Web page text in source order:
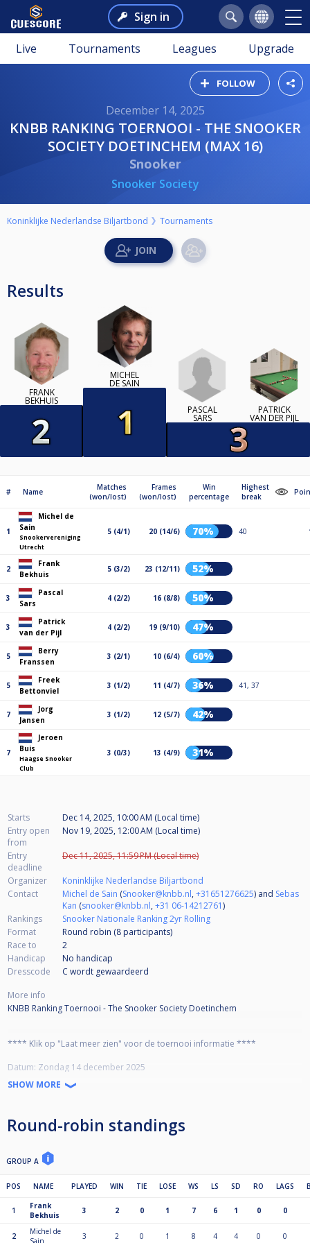
Sign in
Live Tournaments Leagues Upgrade
FOLLOW
December 14, 2025
KNBB RANKING TOERNOOI - THE SNOOKER
SOCIETY DOETINCHEM (MAX 16)
Snooker
Snooker Society
Koninklijke Nederlandse Biljartbond Tournaments
Results
FRANK
BEKHUIS
MICHEL
DE SAIN
PASCAL
SARS
PATRICK
VAN DER PIJL
# Name
Matches
(won/lost)
Frames
(won/lost)
Win
percentage
Highest
break
1
Michel de
Sain
Snookervereniging
Utrecht
5 (4/1) 20 (14/6) 70% 40
2
Frank
Bekhuis
5 (3/2) 23 (12/11) 52%
3
Pascal
Sars
4 (2/2) 16 (8/8) 50%
3
Patrick
van der Pijl
4 (2/2) 19 (9/10) 47%
5
Berry
Franssen
3 (2/1) 10 (6/4) 60%
5
Freek
Bettonviel
3 (1/2) 11 (4/7) 36% 41, 37
7
Jorg
Jansen
3 (1/2) 12 (5/7) 42%
7
Jeroen
Buis
Haagse Snooker
Club
3 (0/3) 13 (4/9) 31%
Starts
Dec 14, 2025, 10:00 AM (Local time)
Entry open
from
Nov 19, 2025, 12:00 AM (Local time)
Entry
deadline
Dec 11, 2025, 11:59 PM (Local time)
Organizer
Koninklijke Nederlandse Biljartbond
Contact
Michel de Sain (Snooker@knbb.nl,+31651276625) and Sebas
Kan (snooker@knbb.nl,+31 06-14212761)
Rankings
Snooker Nationale Ranking 2yr Rolling
Format
Round robin (8 participants)
Race to
2
Handicap
No handicap
Dresscode
C wordt gewaardeerd
More info
KNBB Ranking Toernooi - The Snooker Society Doetinchem
**** Klik op "Laat meer zien" voor de toernooi informatie ****
Datum: Zondag 14 december 2025
Locatie : The Snooker Society, Doetinchem
Zaal open: 10.00 uur
Max inschrijvingen: 16
Inschrijfgeld: 20 euro + 1 euro administratiekosten Cuescore.
Ingeschreven is ingeschreven. Check eerst of je kan. schrijf je dan in. Na
uiterlijke inschrijfdatum wordt inschrijfgeld niet meer gerestitueerd.
afhankelijk van het aantal deelnemers en worden op een later tijdstip
bekend gemaakt.
SHOW MORE
Round-robin standings
GROUP A
POS NAME PLAYED WIN TIE LOSE WS LS SD RO LAGS
1
Frank
Bekhuis
3 2 0 1 7 6 1 0 0
2
Michel de
3 2 0 1 8 4 4 0 0